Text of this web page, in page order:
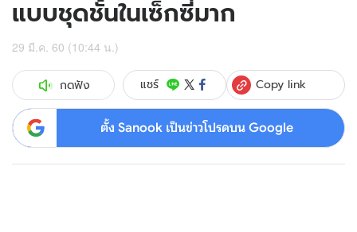
แบบชุดชั้นในเซ็กซี่มาก
29 มี.ค. 60 (10:44 น.)
กดฟัง แชร์ Copy link
ตั้ง Sanook เป็นข่าวโปรดบน Google